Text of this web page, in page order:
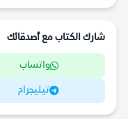
شارك الكتاب مع أصدقائك
واتساب
تيليجرام